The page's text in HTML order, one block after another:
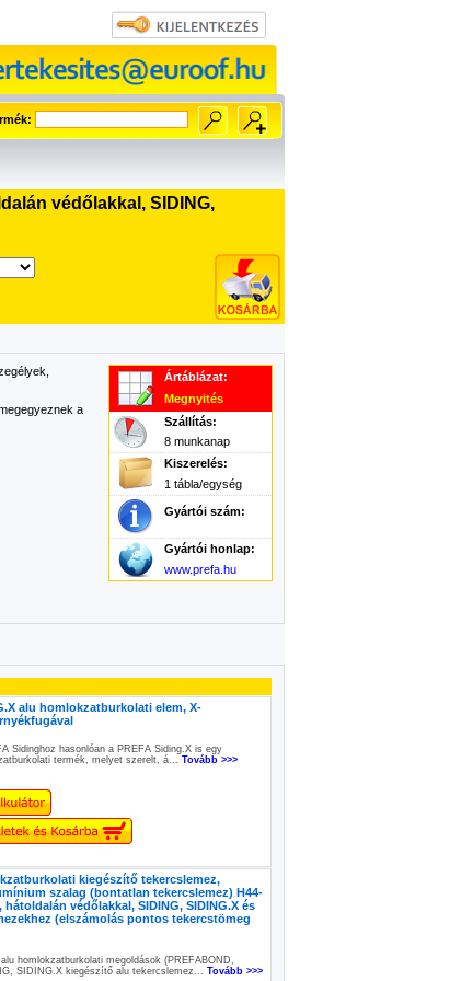
védőlakkal, SIDING,
a
Ártáblázat:
Megnyités
Szállítás:
8 munkanap
Kiszerelés:
1 tábla/egység
Gyártói szám:
Gyártói honlap:
www.prefa.hu
alu homlokzatburkolati elem, X-
Sidinghoz hasonlóan a PREFA Siding.X is egy
termék, melyet szerelt, á... Tovább >>>
kiegészítő tekercslemez,
szalag (bontatlan tekercslemez) H44-
védőlakkal, SIDING, SIDING.X és
(elszámolás pontos tekercstömeg
alu homlokzatburkolati megoldások (PREFABOND,
SIDING.X kiegészítő alu tekercslemez... Tovább >>>